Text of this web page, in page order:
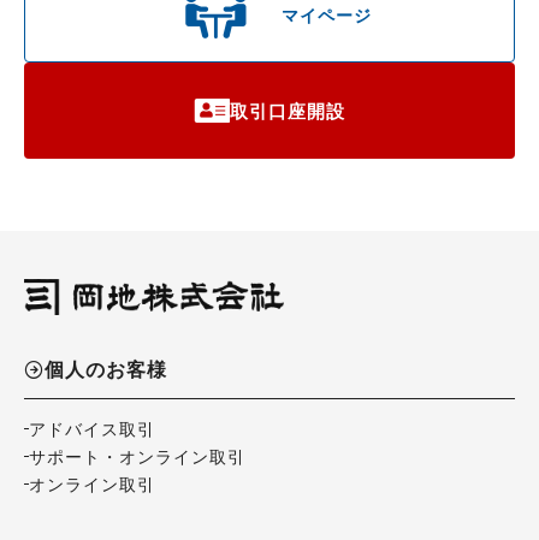
マイページ
取引口座開設
個人のお客様
アドバイス取引
サポート・オンライン取引
オンライン取引